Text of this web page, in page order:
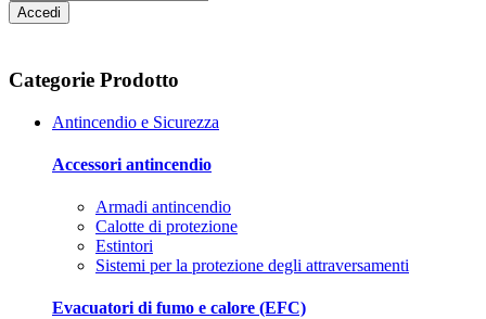
Accedi
Categorie Prodotto
Antincendio e Sicurezza
Accessori antincendio
Armadi antincendio
Calotte di protezione
Estintori
Sistemi per la protezione degli attraversamenti
Evacuatori di fumo e calore (EFC)